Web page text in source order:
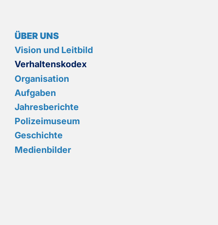
ÜBER UNS
Vision und Leitbild
Verhaltenskodex
Organisation
Aufgaben
Jahresberichte
Polizeimuseum
Geschichte
Medienbilder